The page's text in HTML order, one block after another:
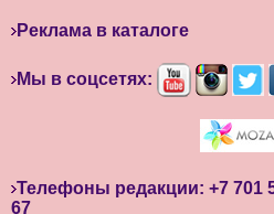
Реклама в каталоге
Мы в соцсетях:
Телефоны редакции: +7 701
67